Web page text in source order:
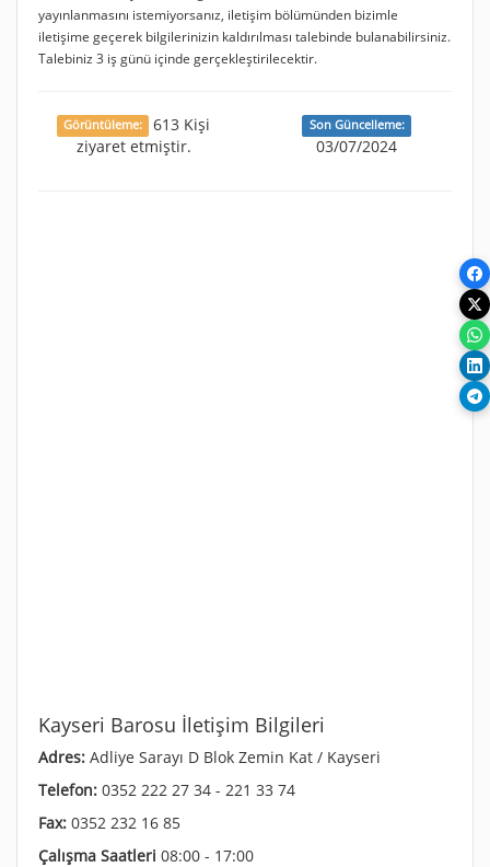
yayınlanmasını istemiyorsanız, iletişim bölümünden bizimle
iletişime geçerek bilgilerinizin kaldırılması talebinde bulanabilirsiniz.
Talebiniz 3 iş günü içinde gerçekleştirilecektir.
Görüntüleme:
613 Kişi
ziyaret etmiştir.
Son Güncelleme:
03/07/2024
Kayseri Barosu İletişim Bilgileri
Adres: Adliye Sarayı D Blok Zemin Kat / Kayseri
Telefon: 0352 222 27 34 - 221 33 74
Fax: 0352 232 16 85
Çalışma Saatleri 08:00 - 17:00